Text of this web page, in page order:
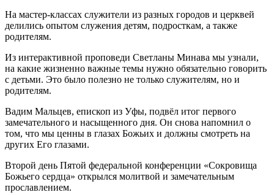
На мастер-классах служители из разных городов и церквей
делились опытом служения детям, подросткам, а также
родителям.
Из интерактивной проповеди Светланы Минава мы узнали,
на какие жизненно важные темы нужно обязательно говорить
с детьми. Это было полезно не только служителям, но и
родителям.
Вадим Мальцев, епископ из Уфы, подвёл итог первого
замечательного и насыщенного дня. Он снова напомнил о
том, что мы ценны в глазах Божьих и должны смотреть на
других Его глазами.
Второй день Пятой федеральной конференции «Сокровища
Божьего сердца» открылся молитвой и замечательным
прославлением.